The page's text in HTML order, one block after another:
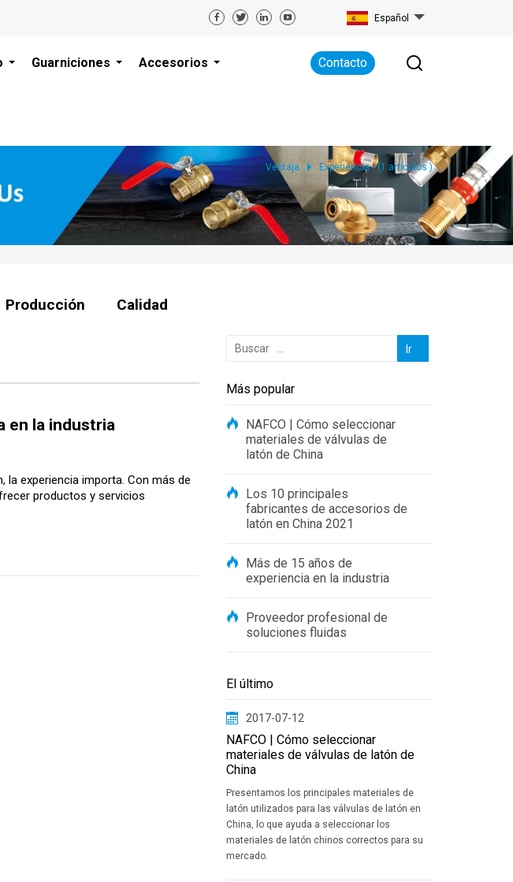
Español
Contacto
Guarniciones Accesorios
Ventaja Experiencia (1 artículos )
Producción Calidad
en la industria
la experiencia importa. Con más de
productos y servicios
Más popular
NAFCO | Cómo seleccionar
materiales de válvulas de
latón de China
Los 10 principales
fabricantes de accesorios de
latón en China 2021
Más de 15 años de
experiencia en la industria
Proveedor profesional de
soluciones fluidas
El último
2017-07-12
NAFCO | Cómo seleccionar
materiales de válvulas de latón de
China
Presentamos los principales materiales de
latón utilizados para las válvulas de latón en
China, lo que ayuda a seleccionar los
materiales de latón chinos correctos para su
mercado.